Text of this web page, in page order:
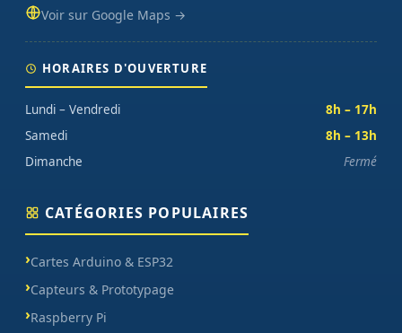
Voir sur Google Maps →
HORAIRES D'OUVERTURE
Lundi – Vendredi
8h – 17h
Samedi
8h – 13h
Dimanche
Fermé
CATÉGORIES POPULAIRES
Cartes Arduino & ESP32
Capteurs & Prototypage
Raspberry Pi